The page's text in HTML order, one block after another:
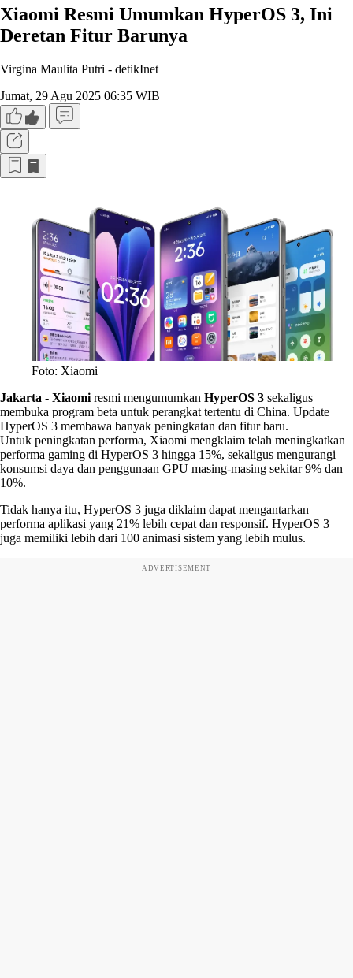
Xiaomi Resmi Umumkan HyperOS 3, Ini
Deretan Fitur Barunya
Virgina Maulita Putri - detikInet
Jumat, 29 Agu 2025 06:35 WIB
Foto: Xiaomi
Jakarta - Xiaomi resmi mengumumkan HyperOS 3 sekaligus
membuka program beta untuk perangkat tertentu di China. Update
HyperOS 3 membawa banyak peningkatan dan fitur baru.
Untuk peningkatan performa, Xiaomi mengklaim telah meningkatkan
performa gaming di HyperOS 3 hingga 15%, sekaligus mengurangi
konsumsi daya dan penggunaan GPU masing-masing sekitar 9% dan
10%.
Tidak hanya itu, HyperOS 3 juga diklaim dapat mengantarkan
performa aplikasi yang 21% lebih cepat dan responsif. HyperOS 3
juga memiliki lebih dari 100 animasi sistem yang lebih mulus.
ADVERTISEMENT